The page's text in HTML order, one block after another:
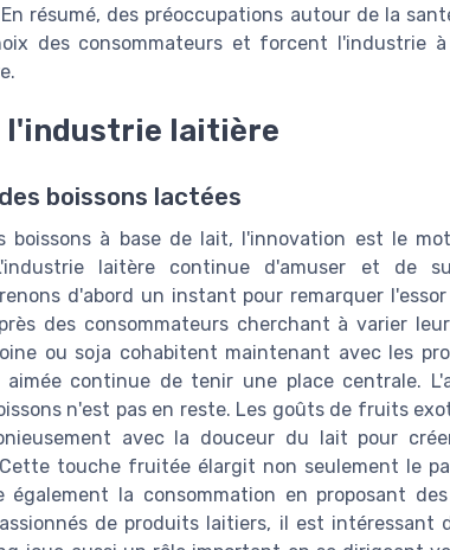
résumé, des préoccupations autour de la
des consommateurs et forcent l'industrie
l'industrie laitière
boissons lactées
boissons à base de lait, l'innovation est le
laitère continue d'amuser et de
d'abord un instant pour remarquer
des consommateurs cherchant à varier
ou soja cohabitent maintenant avec les
continue de tenir une place centrale.
n'est pas en reste. Les goûts de fruits
avec la douceur du lait pour
touche fruitée élargit non seulement le
également la consommation en proposant
de produits laitiers, il est intéressant